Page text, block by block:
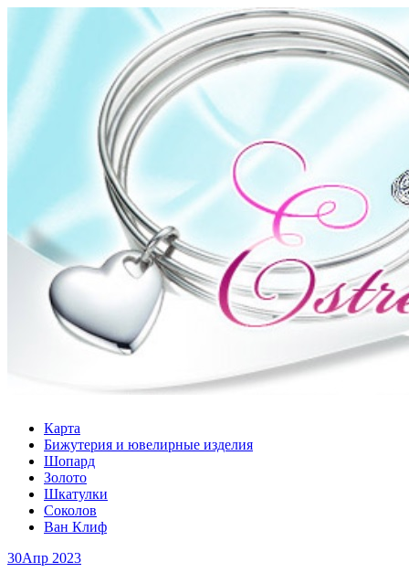
Карта
Бижутерия и ювелирные изделия
Шопард
Золото
Шкатулки
Соколов
Ван Клиф
30Апр 2023